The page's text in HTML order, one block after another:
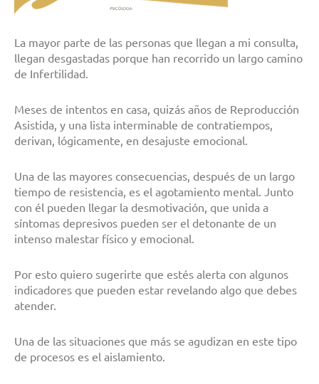
La mayor parte de las personas que llegan a mi consulta,
llegan desgastadas porque han recorrido un largo camino
de Infertilidad.
Meses de intentos en casa, quizás años de Reproducción
Asistida, y una lista interminable de contratiempos,
derivan, lógicamente, en desajuste emocional.
Una de las mayores consecuencias, después de un largo
tiempo de resistencia, es el agotamiento mental. Junto
con él pueden llegar la desmotivación, que unida a
síntomas depresivos pueden ser el detonante de un
intenso malestar físico y emocional.
Por esto quiero sugerirte que estés alerta con algunos
indicadores que pueden estar revelando algo que debes
atender.
Una de las situaciones que más se agudizan en este tipo
de procesos es el aislamiento.